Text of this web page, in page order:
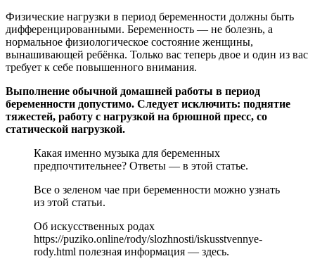
Физические нагрузки в период беременности должны быть
дифференцированными. Беременность — не болезнь, а
нормальное физиологическое состояние женщины,
вынашивающей ребёнка. Только вас теперь двое и один из вас
требует к себе повышенного внимания.
Выполнение обычной домашней работы в период
беременности допустимо. Следует исключить: поднятие
тяжестей, работу с нагрузкой на брюшной пресс, со
статической нагрузкой.
Какая именно музыка для беременных
предпочтительнее? Ответы — в этой статье.
Все о зеленом чае при беременности можно узнать
из этой статьи.
Об искусственных родах
https://puziko.online/rody/slozhnosti/iskusstvennye-
rody.html полезная информация — здесь.